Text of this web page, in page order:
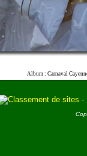
Album : Carnaval